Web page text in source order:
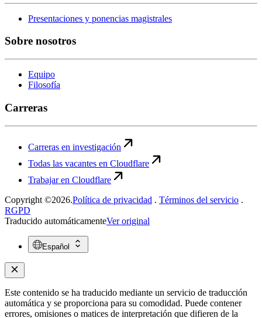
Presentaciones y ponencias magistrales
Sobre nosotros
Equipo
Filosofía
Carreras
Carreras en investigación
Todas las vacantes en Cloudflare
Trabajar en Cloudflare
Copyright ©2026.Política de privacidad . Términos del servicio .
RGPD
Traducido automáticamenteVer original
Español
Este contenido se ha traducido mediante un servicio de traducción
automática y se proporciona para su comodidad. Puede contener
errores, omisiones o matices de interpretación que difieren de la